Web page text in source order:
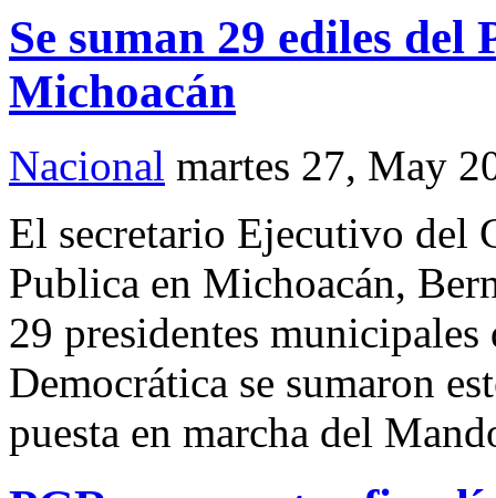
Se suman 29 ediles
Michoacán
Nacional martes 27, May
El secretario Ejecutivo del
Publica en Michoacán,
29 presidentes
Democrática se sumaron
puesta en marcha del